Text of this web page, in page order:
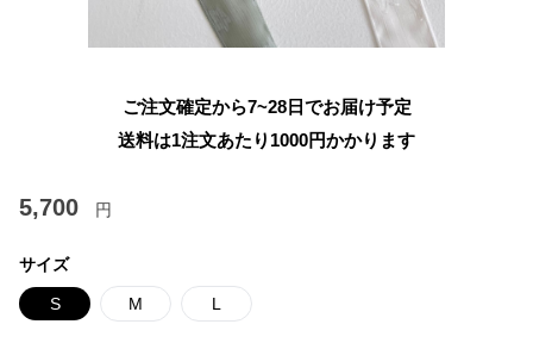
ご注文確定から7~28日でお届け予定
送料は1注文あたり 1000円かかります
5,700 円
サイズ
S M L